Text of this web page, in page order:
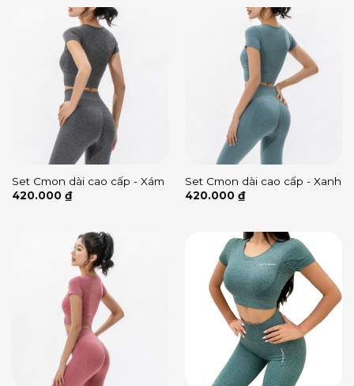
Set Cmon dài cao cấp - Xám
420.000 ₫
Set Cmon dài cao cấp - Xanh
420.000 ₫